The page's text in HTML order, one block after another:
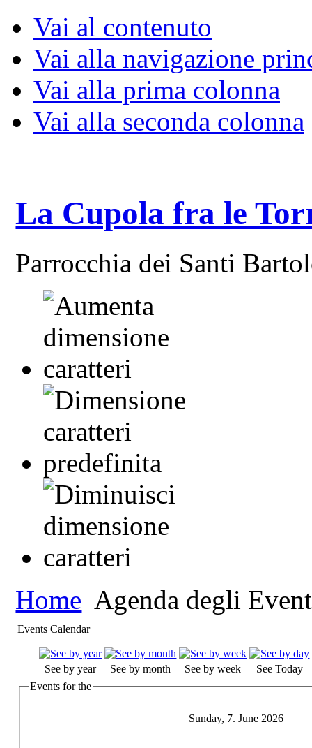
Vai al contenuto
Vai alla navigazione
Vai alla prima colonna
Vai alla seconda colonna
La Cupola fra le
Parrocchia dei Santi
Home Agenda degli
Events Calendar
See by year See by month See by week
See Today
Events for the
Sunday, 7. June 2026